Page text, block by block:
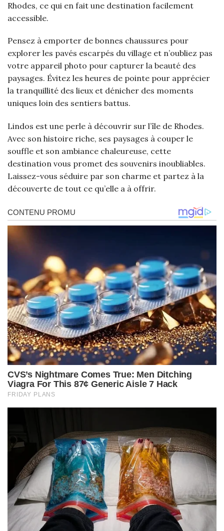
Rhodes, ce qui en fait une destination facilement
accessible.
Pensez à emporter de bonnes chaussures pour
explorer les pavés escarpés du village et n’oubliez pas
votre appareil photo pour capturer la beauté des
paysages. Évitez les heures de pointe pour apprécier
la tranquillité des lieux et dénicher des moments
uniques loin des sentiers battus.
Lindos est une perle à découvrir sur l’île de Rhodes.
Avec son histoire riche, ses paysages à couper le
souffle et son ambiance chaleureuse, cette
destination vous promet des souvenirs inoubliables.
Laissez-vous séduire par son charme et partez à la
découverte de tout ce qu’elle a à offrir.